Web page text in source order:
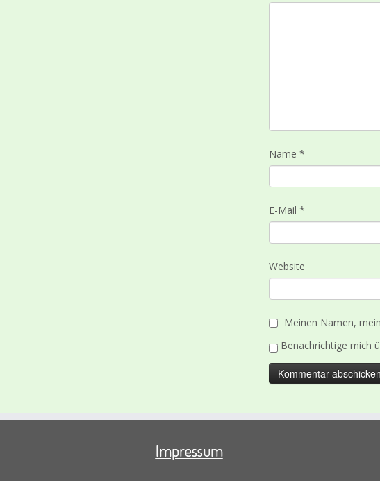
Name *
E-Mail *
Website
Meinen Namen,
Benachrichtige mich
Impressum